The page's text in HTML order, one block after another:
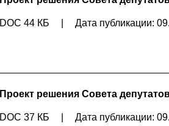
DOC 44 КБ Дата публикации:
Проект решения Совета
DOC 37 КБ Дата публикации: